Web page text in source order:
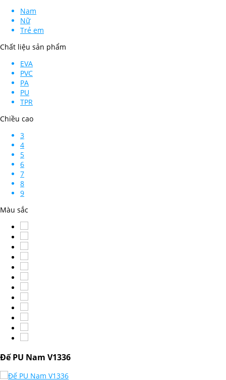
Nam
Nữ
Trẻ em
Chất liệu sản phẩm
EVA
PVC
PA
PU
TPR
Chiều cao
3
4
5
6
7
8
9
Màu sắc
Đế PU Nam V1336